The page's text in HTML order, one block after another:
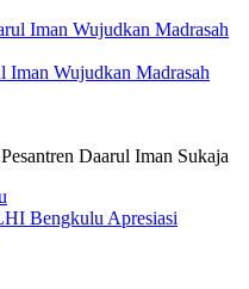
Iman Wujudkan Madrasah
Daarul Iman Sukaja
Bengkulu Apresiasi